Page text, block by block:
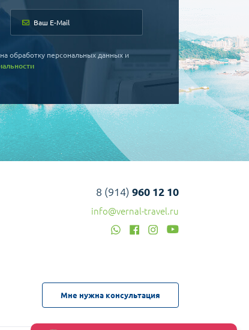
обработку персональных данных и
8 (914) 960 12 10
info@vernal-travel.ru
Мне нужна консультация